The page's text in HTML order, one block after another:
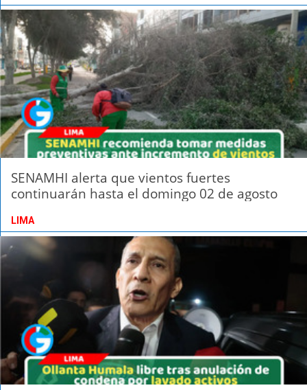
SENAMHI alerta que vientos fuertes
continuarán hasta el domingo 02 de agosto
LIMA